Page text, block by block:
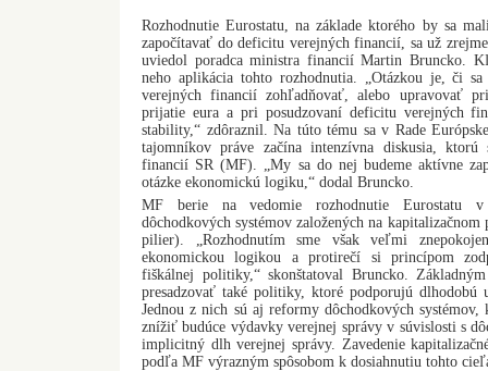
Rozhodnutie Eurostatu, na základe ktorého by sa
započítavať do deficitu verejných financií, sa už
uviedol poradca ministra financií Martin Bruncko.
neho aplikácia tohto rozhodnutia. „Otázkou je, či
verejných financií zohľadňovať, alebo upravovať
prijatie eura a pri posudzovaní deficitu verejných
stability,“ zdôraznil. Na túto tému sa v Rade
tajomníkov práve začína intenzívna diskusia, ktorú
financií SR (MF). „My sa do nej budeme aktívne
otázke ekonomickú logiku,“ dodal Bruncko.
MF berie na vedomie rozhodnutie Eurostatu
dôchodkových systémov založených na
pilier). „Rozhodnutím sme však veľmi
ekonomickou logikou a protirečí si princípom
fiškálnej politiky,“ skonštatoval Bruncko.
presadzovať také politiky, ktoré podporujú dlhodobú
Jednou z nich sú aj reformy dôchodkových systémov,
znížiť budúce výdavky verejnej správy v súvislosti s
implicitný dlh verejnej správy. Zavedenie
podľa MF výrazným spôsobom k dosiahnutiu tohto